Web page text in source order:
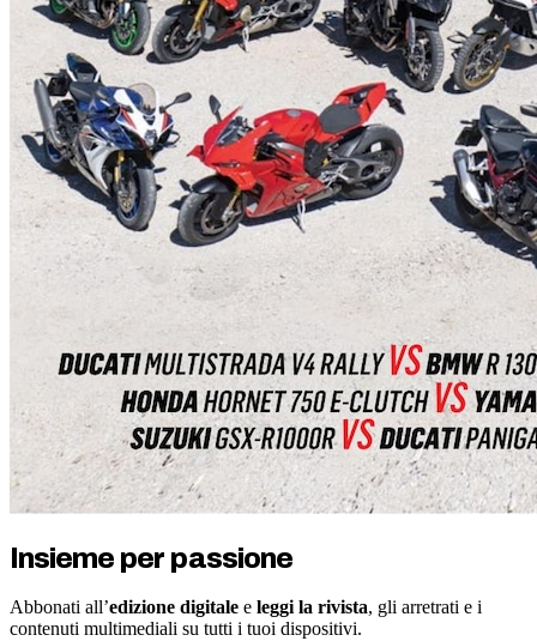
Insieme per passione
Abbonati all’edizione digitale e leggi la rivista, gli arretrati e i
contenuti multimediali su tutti i tuoi dispositivi.